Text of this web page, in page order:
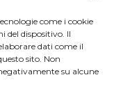
come i cookie
del dispositivo. Il
dati come il
sito. Non
su alcune
raccolti e